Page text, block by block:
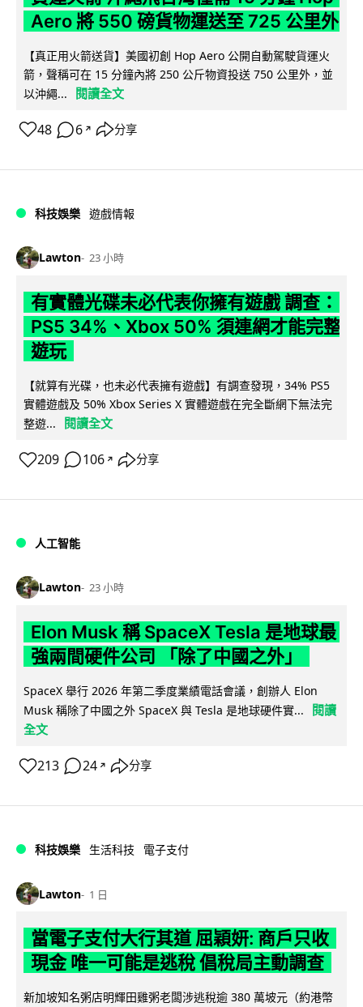
Aero 將 550 磅貨物運送至 725 公里外
【真正用火箭送貨】美國初創 Hop Aero 公開自動駕駛貨運火
箭，聲稱可在 15 分鐘內將 250 公斤物資投送 750 公里外，並
以沖繩...
閱讀全文
48 6 ↗ 分享
科技娛樂 遊戲情報
Lawton 23 小時
有實體光碟未必代表你擁有遊戲 調查：
PS5 34%、Xbox 50% 須連網才能完整
遊玩
【就算有光碟，也未必代表擁有遊戲】有調查發現，34% PS5
實體遊戲及 50% Xbox Series X 實體遊戲在完全斷網下無法完
整遊...
閱讀全文
209 106 ↗ 分享
人工智能
Lawton 23 小時
Elon Musk 稱 SpaceX Tesla 是地球最
強兩間硬件公司 「除了中國之外」
SpaceX 舉行 2026 年第二季度業績電話會議，創辦人 Elon
Musk 稱除了中國之外 SpaceX 與 Tesla 是地球硬件實...
閱讀
全文
213 24 ↗ 分享
科技娛樂 生活科技 電子支付
Lawton 1 日
當電子支付大行其道 屈穎妍: 商戶只收
現金 唯一可能是逃稅 倡稅局主動調查
新加坡知名粥店明輝田雞粥老闆涉逃稅逾 380 萬坡元（約港幣